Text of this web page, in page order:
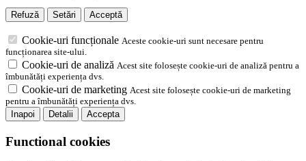
Refuză Setări Acceptă
Cookie-uri funcționale Aceste cookie-uri sunt necesare pentru
funcționarea site-ului.
Cookie-uri de analiză Acest site folosește cookie-uri de analiză pentru a
îmbunătăți experiența dvs.
Cookie-uri de marketing Acest site folosește cookie-uri de marketing
pentru a îmbunătăți experiența dvs.
Inapoi
Detalii Accepta
Functional cookies